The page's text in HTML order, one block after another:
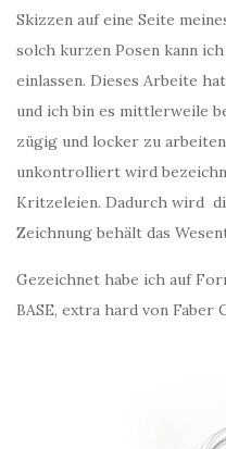
Skizzen auf eine Seite
solch kurzen Posen kann
einlassen. Dieses Arbeite
und ich bin es mittlerweile
zügig und locker zu
unkontrolliert wird
Kritzeleien. Dadurch wird
Zeichnung behält das
Gezeichnet habe ich auf
BASE, extra hard von Faber